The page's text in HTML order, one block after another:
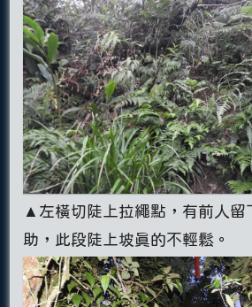
▲左橫切陡上拉繩點，有前人留
助，此段陡上坡真的不輕鬆。